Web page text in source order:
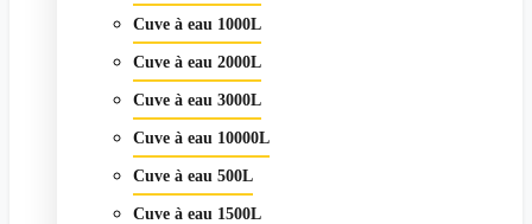
Cuve à eau 1000L
Cuve à eau 2000L
Cuve à eau 3000L
Cuve à eau 10000L
Cuve à eau 500L
Cuve à eau 1500L